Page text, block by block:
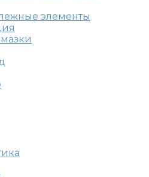
элементы